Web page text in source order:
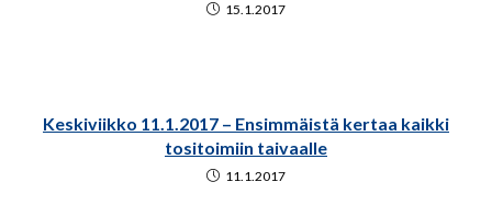
15.1.2017
Keskiviikko 11.1.2017 – Ensimmäistä kertaa kaikki
tositoimiin taivaalle
11.1.2017